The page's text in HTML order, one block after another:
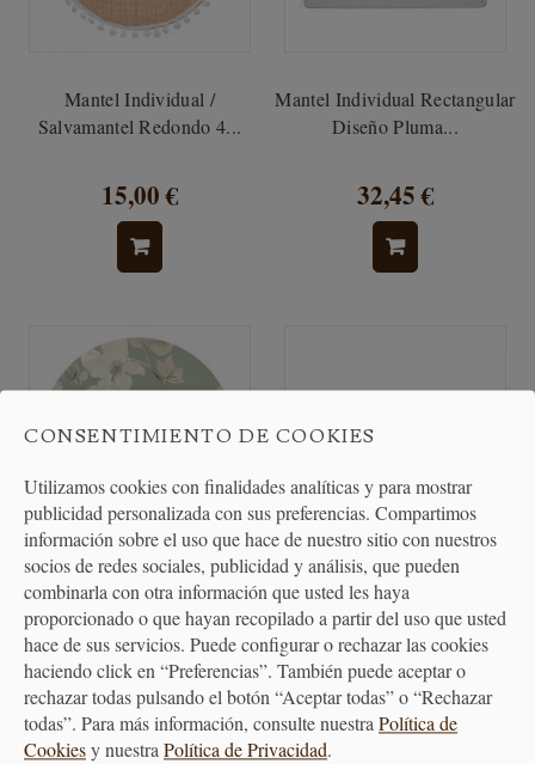
Mantel Individual /
Salvamantel Redondo 4...
15,00 €
Mantel Individual Rectangular
Diseño Pluma...
32,45 €
Mantel Individual Redondo
diseño Floral...
29,00 €
Par de agarraderas en tela
14,50 €
CONSENTIMIENTO DE COOKIES
Utilizamos cookies con finalidades analíticas y para mostrar
publicidad personalizada con sus preferencias. Compartimos
información sobre el uso que hace de nuestro sitio con nuestros
socios de redes sociales, publicidad y análisis, que pueden
combinarla con otra información que usted les haya
proporcionado o que hayan recopilado a partir del uso que usted
hace de sus servicios. Puede configurar o rechazar las cookies
haciendo click en “Preferencias”. También puede aceptar o
rechazar todas pulsando el botón “Aceptar todas” o “Rechazar
todas”. Para más información, consulte nuestraPolítica de
Cookiesy nuestraPolítica de Privacidad.